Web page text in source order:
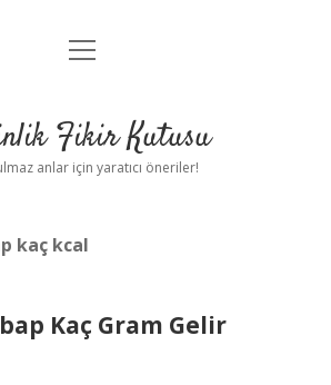
Anasayfa
Yasal Uyarı
menüyü
Fikir Kutusu
anlar için yaratıcı öneriler!
kaç kcal
Kaç Gram Gelir